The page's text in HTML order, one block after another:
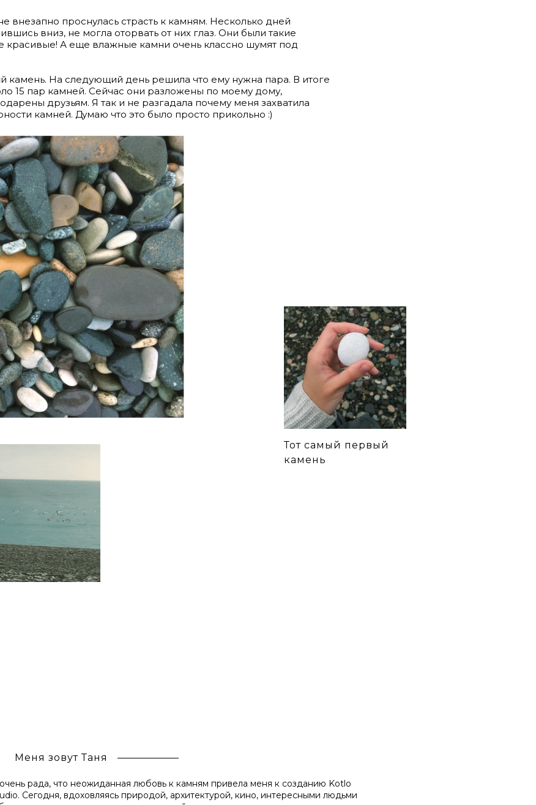
внезапно проснулась страсть к камням. Несколько дней
вниз, не могла оторвать от них глаз. Они были такие
красивые! А еще влажные камни очень классно шумят под
камень. На следующий день решила что ему нужна пара. В итоге
15 пар камней. Сейчас они разложены по моему дому,
друзьям. Я так и не разгадала почему меня захватила
камней. Думаю что это было просто прикольно :)
Тот самый первый
камень
рада, что неожиданная любовь к камням привела меня к созданию Kotlo
Сегодня, вдоховляясь природой, архитектурой, кино, интересными людьми
Меня зовут Таня